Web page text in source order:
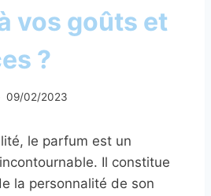
vos goûts et
?
09/02/2023
le parfum est un
Il constitue
la personnalité de son